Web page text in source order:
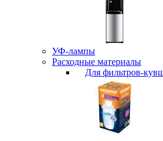
УФ-лампы
Расходные материалы
Для фильтров-